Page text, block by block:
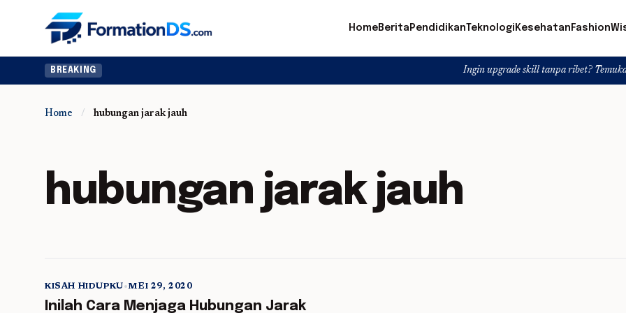
HomeBerita PendidikanTeknologi Kesehatan Fashion
BREAKING Ingin upgrade skill tanpa ribet? Temukan kelas
Home / hubungan jarak jauh
hubungan jarak jauh
5 min read
KISAH HIDUPKU•MEI 29, 2020
Inilah Cara Menjaga Hubungan Jarak